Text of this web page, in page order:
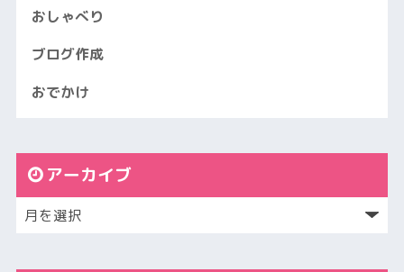
おしゃべり
ブログ作成
おでかけ
アーカイブ